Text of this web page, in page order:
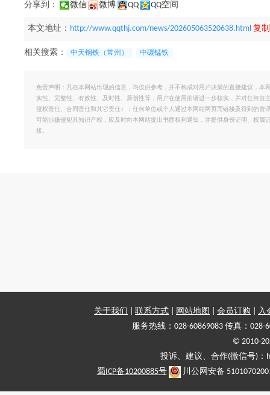
分享到： 微信 微博 QQ QQ空间
本文地址： http://www.qqthj.com/news/202605063520638.html 复
相关搜索： 中天钢铁（常州） 中碳锰铁
免责声明：凡在本网站出现的信息，均仅供参考，并不构成对用户决策的直接建议，
实性、完整性、有效性、及时性、原创性等，用户在使用前请进一步核实，并对任何
侵权责任、合同责任和其它责任）；任何单位或个人通过本网站网页而链接及得到的
可能涉嫌侵犯其知识产权，应及时向本网站提出书面权利通知，并提供身份证明、权
接。
关于我们 联系方式 网站地图 会员订购
入
服务热线：028-60869083 传真：028-
© 2010-
投诉、建议、合作(微信号)
蜀ICP备10200885号
川公网安备